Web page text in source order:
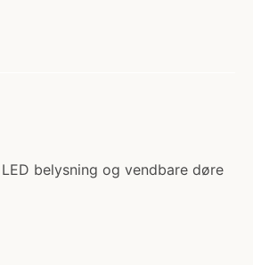
belysning og vendbare døre